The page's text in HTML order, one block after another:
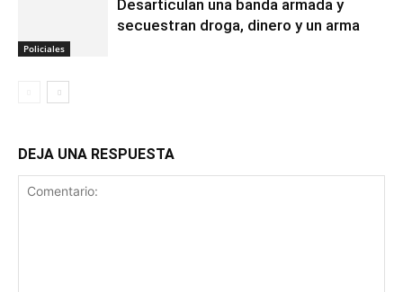
Policiales
Desarticulan una banda armada y
secuestran droga, dinero y un arma
DEJA UNA RESPUESTA